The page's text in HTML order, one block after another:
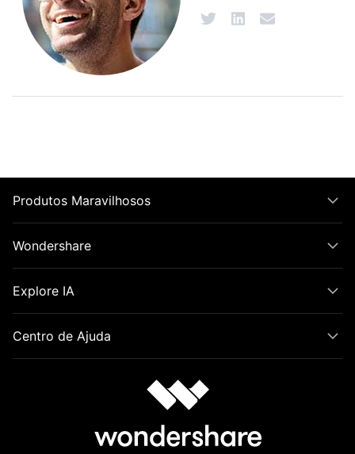
Produtos Maravilhosos
Wondershare
Explore IA
Centro de Ajuda